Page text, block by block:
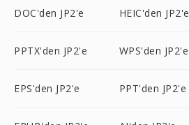
DOC'den JP2'e HEIC'den JP2'e
PPTX'den JP2'e WPS'den JP2'e
EPS'den JP2'e PPT'den JP2'e